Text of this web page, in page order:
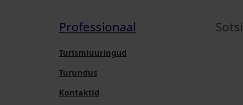
Professionaal
Turismiuuringud
Turundus
Kontaktid